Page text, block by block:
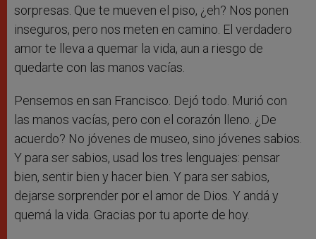
sorpresas. Que te mueven el piso, ¿eh? Nos ponen
inseguros, pero nos meten en camino. El verdadero
amor te lleva a quemar la vida, aun a riesgo de
quedarte con las manos vacías.
Pensemos en san Francisco. Dejó todo. Murió con
las manos vacías, pero con el corazón lleno. ¿De
acuerdo? No jóvenes de museo, sino jóvenes sabios.
Y para ser sabios, usad los tres lenguajes: pensar
bien, sentir bien y hacer bien. Y para ser sabios,
dejarse sorprender por el amor de Dios. Y andá y
quemá la vida. Gracias por tu aporte de hoy.